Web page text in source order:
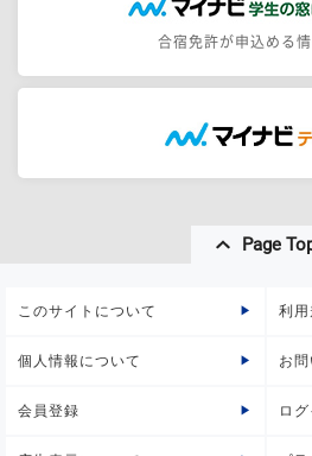
合宿免許が申込める
Page
このサイトについて 利用
個人情報について お
会員登録 ロ